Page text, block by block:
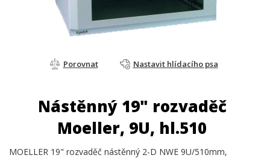
Porovnat Nastavit hlídacího psa
Nástěnný 19" rozvaděč
Moeller, 9U, hl.510
MOELLER 19" rozvaděč nástěnný 2-D NWE 9U/510mm,